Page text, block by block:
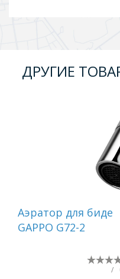
ДРУГИЕ
Аэратор для биде
GAPPO G72-2
/